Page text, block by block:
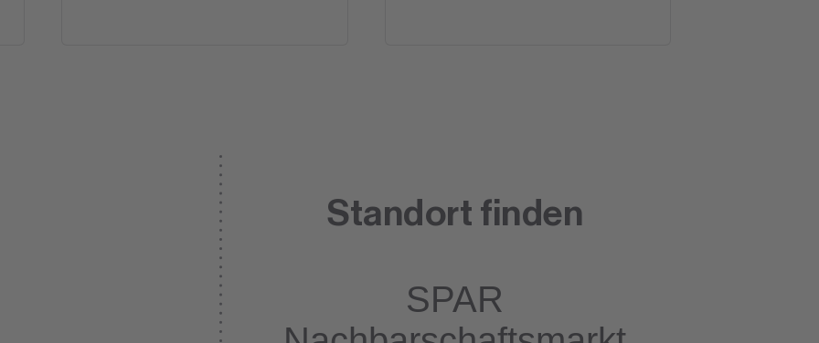
Standort finden
SPAR